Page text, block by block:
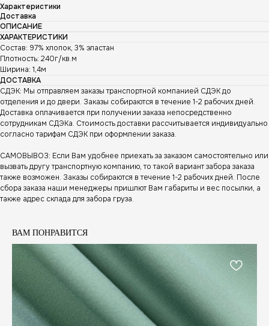
Характеристики
Доставка
ОПИСАНИЕ
ХАРАКТЕРИСТИКИ
Состав: 97% хлопок, 3% эластан
Плотность: 240г/кв.м
Ширина: 1,4м
ДОСТАВКА
СДЭК: Мы отправляем заказы транспортной компанией СДЭК до
отделения и до двери. Заказы собираются в течение 1-2 рабочих дней.
Доставка оплачивается при получении заказа непосредственно
сотрудникам СДЭКа. Стоимость доставки рассчитывается индивидуально
согласно тарифам СДЭК при оформлении заказа.
САМОВЫВОЗ: Если Вам удобнее приехать за заказом самостоятельно или
вызвать другу транспортную компанию, то такой вариант забора заказа
также возможен. Заказы собираются в течение 1-2 рабочих дней. После
сбора заказа наши менеджеры пришлют Вам габариты и вес посылки, а
также адрес склада для забора груза.
ВАМ ПОНРАВИТСЯ